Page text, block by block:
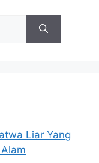
Liar Yang